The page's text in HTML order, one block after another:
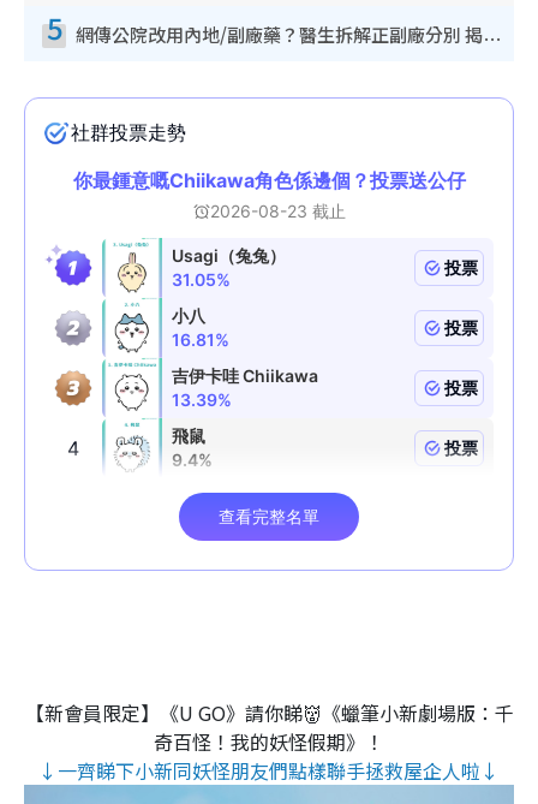
5 網傳公院改用內地/副廠藥？醫生拆解正副廠分別 揭4類人換藥隨時出事
【新會員限定】《U GO》請你睇👹《蠟筆小新劇場版：千
奇百怪！我的妖怪假期》！
↓一齊睇下小新同妖怪朋友們點樣聯手拯救屋企人啦↓